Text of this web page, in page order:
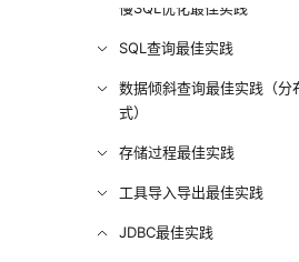
慢SQL优化最佳实践
SQL查询最佳实践
数据倾斜查询最佳实践（分
式）
存储过程最佳实践
工具导入导出最佳实践
JDBC最佳实践